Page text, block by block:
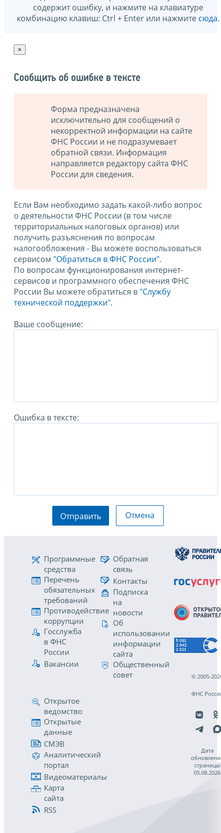
содержит ошибку, и нажмите на клавиатуре
комбинацию клавиш: Ctrl + Enter или нажмите сюда.
×
Сообщить об ошибке в тексте
Форма предназначена
исключительно для сообщений о
некорректной информации на сайте
ФНС России и не подразумевает
обратной связи. Информация
направляется редактору сайта ФНС
России для сведения.
Если Вам необходимо задать какой-либо вопрос
о деятельности ФНС России (в том числе
территориальных налоговых органов) или
получить разъяснения по вопросам
налогообложения - Вы можете воспользоваться
сервисом "Обратиться в ФНС России".
По вопросам функционирования интернет-
сервисов и программного обеспечения ФНС
России Вы можете обратиться в "Службу
технической поддержки".
Ваше сообщение:
Ошибка в тексте:
Отправить Отмена
Программные
средства
Перечень
обязательных
требований
Противодействие
коррупции
Госслужба
в ФНС
России
Вакансии
Обратная
связь
Контакты
Подписка
на
новости
Об
использовании
информации
сайта
Общественный
совет
Открытое
ведомство
Открытые
данные
СМЭВ
Аналитический
портал
Видеоматериалы
Карта
сайта
RSS
© 2005-
ФНС
Дата
страницы
05.08.2026